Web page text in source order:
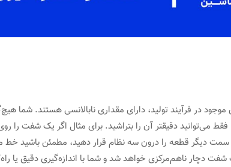
در فرآیند تولید، دارای مقداری نابالانسی هستند. شما
فقط می‌توانید دقیقتر آن را بتراشید. برای مثال اگر یک شفت را
و سمت دیگر قطعه را درون سه نظام قرار دهید، مطمئن باشید
شفت دچار ناهم‌مرکزی خواهد شد و شما با اندازه‌گیری دقیق یا